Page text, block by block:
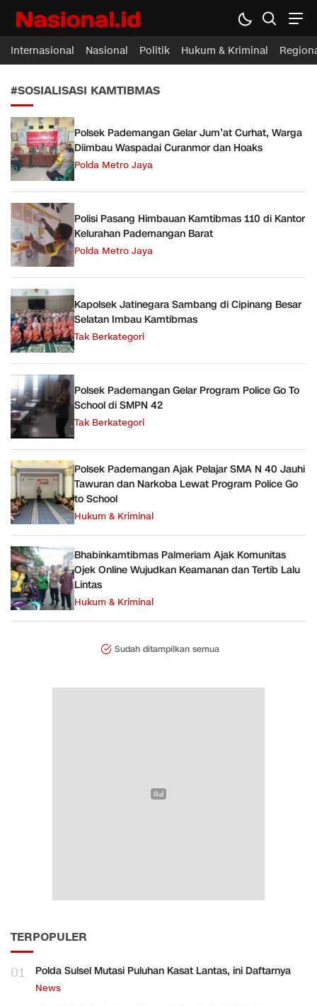
Nasional.id
Membawa Inspirasi Untuk Indonesia
Internasional Nasional Politik Hukum & Kriminal
#SOSIALISASI KAMTIBMAS
Polsek Pademangan Gelar Jum’at Curhat, Warga
Diimbau Waspadai Curanmor dan Hoaks
Polda Metro Jaya
Polisi Pasang Himbauan Kamtibmas 110 di Kantor
Kelurahan Pademangan Barat
Polda Metro Jaya
Kapolsek Jatinegara Sambang di Cipinang Besar
Selatan Imbau Kamtibmas
Tak Berkategori
Polsek Pademangan Gelar Program Police Go To
School di SMPN 42
Tak Berkategori
Polsek Pademangan Ajak Pelajar SMA N 40 Jauhi
Tawuran dan Narkoba Lewat Program Police Go
to School
Hukum & Kriminal
Bhabinkamtibmas Palmeriam Ajak Komunitas
Ojek Online Wujudkan Keamanan dan Tertib Lalu
Lintas
Hukum & Kriminal
Sudah ditampilkan semua
TERPOPULER
01 Polda Sulsel Mutasi Puluhan Kasat Lantas, ini Daftarnya
News